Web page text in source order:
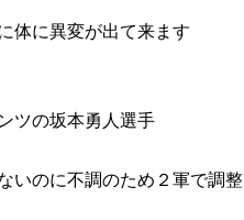
体に異変が出て来ます
ツの坂本勇人選手
いのに不調のため２軍で調整